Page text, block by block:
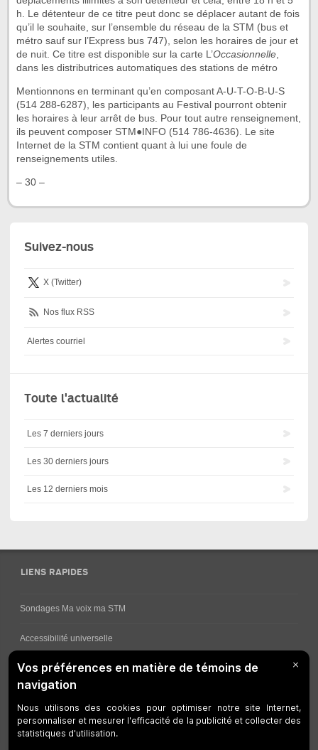
h. Le détenteur de ce titre peut donc se déplacer autant de fois
qu’il le souhaite, sur l’ensemble du réseau de la STM (bus et
métro sauf sur l’Express bus 747), selon les horaires de jour et
de nuit. Ce titre est disponible sur la carte L’Occasionnelle,
dans les distributrices automatiques des stations de métro
Mentionnons en terminant qu’en composant A-U-T-O-B-U-S
(514 288-6287), les participants au Festival pourront obtenir
les horaires à leur arrêt de bus. Pour tout autre renseignement,
ils peuvent composer STM●INFO (514 786-4636). Le site
Internet de la STM contient quant à lui une foule de
renseignements utiles.
– 30 –
Suivez-nous
X (Twitter)
Nos flux RSS
Alertes courriel
Toute l'actualité
Les 7 derniers jours
Les 30 derniers jours
Les 12 derniers mois
LIENS RAPIDES
Sondages Ma voix ma STM
Accessibilité universelle
Comment obtenir vos horaires de bus
Travaux en cours